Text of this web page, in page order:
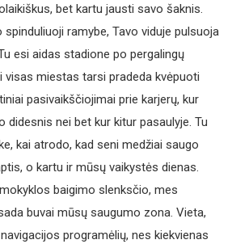
bet kartu jausti savo šaknis.
ramybe, Tavo viduje pulsuoja
esi aidas stadione po pergalingų
visas miestas tarsi pradeda kvėpuoti
pasivaikščiojimai prie karjerų, kur
didesnis nei bet kur kitur pasaulyje. Tu
kai atrodo, kad seni medžiai saugo
o kartu ir mūsų vaikystės dienas.
baigimo slenksčio, mes
buvai mūsų saugumo zona. Vieta,
programėlių, nes kiekvienas